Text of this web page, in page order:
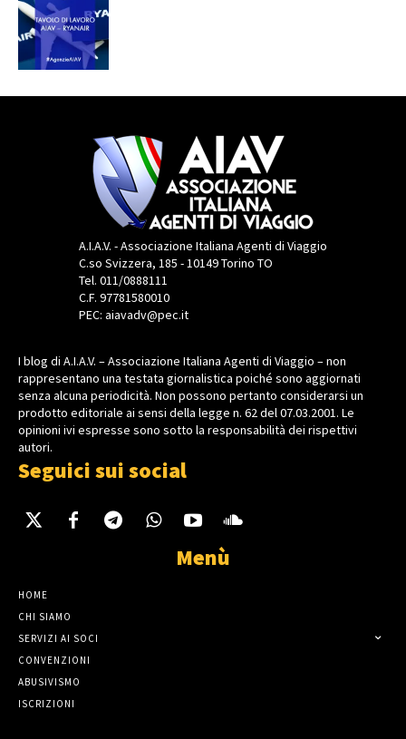
A.I.A.V. - Associazione Italiana Agenti di Viaggio
C.so Svizzera, 185 - 10149 Torino TO
Tel. 011/0888111
C.F. 97781580010
PEC: aiavadv@pec.it
I blog di A.I.A.V. – Associazione Italiana Agenti di Viaggio – non
rappresentano una testata giornalistica poiché sono aggiornati
senza alcuna periodicità. Non possono pertanto considerarsi un
prodotto editoriale ai sensi della legge n. 62 del 07.03.2001. Le
opinioni ivi espresse sono sotto la responsabilità dei rispettivi
autori.
Seguici sui social
Menù
HOME
CHI SIAMO
SERVIZI AI SOCI
CONVENZIONI
ABUSIVISMO
ISCRIZIONI